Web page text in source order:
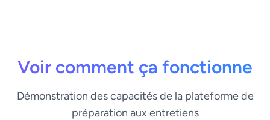
Voir comment ça fonctionne
Démonstration des capacités de la plateforme de
préparation aux entretiens